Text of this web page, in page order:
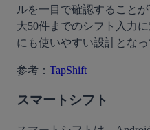
ルを一目で確認すること
大50件までのシフト入力
にも使いやすい設計となっ
参考： TapShift
スマートシフト